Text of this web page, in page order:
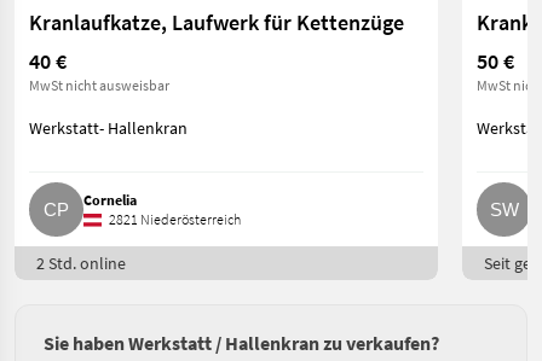
Kranlaufkatze, Laufwerk für Kettenzüge
40 €
MwSt nicht ausweisbar
Werkstatt- Hallenkran
Cornelia
2821 Niederösterreich
2 Std. online
50 €
MwSt
Seit
Sie haben Werkstatt / Hallenkran zu verkaufen?